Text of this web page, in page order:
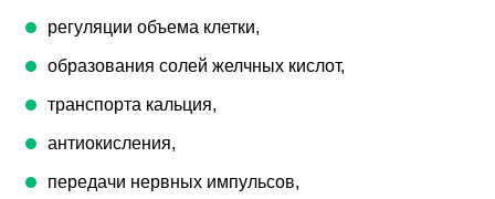
регуляции объема клетки,
образования солей желчных кислот,
транспорта кальция,
антиокисления,
передачи нервных импульсов,